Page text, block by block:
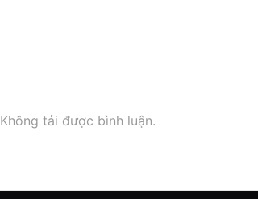
Không tải được bình luận.